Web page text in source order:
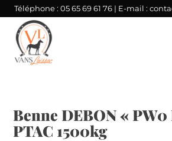
Téléphone : 05 65 69 61 76| E-mail :
Benne DEBON « PW0
PTAC 1500kg